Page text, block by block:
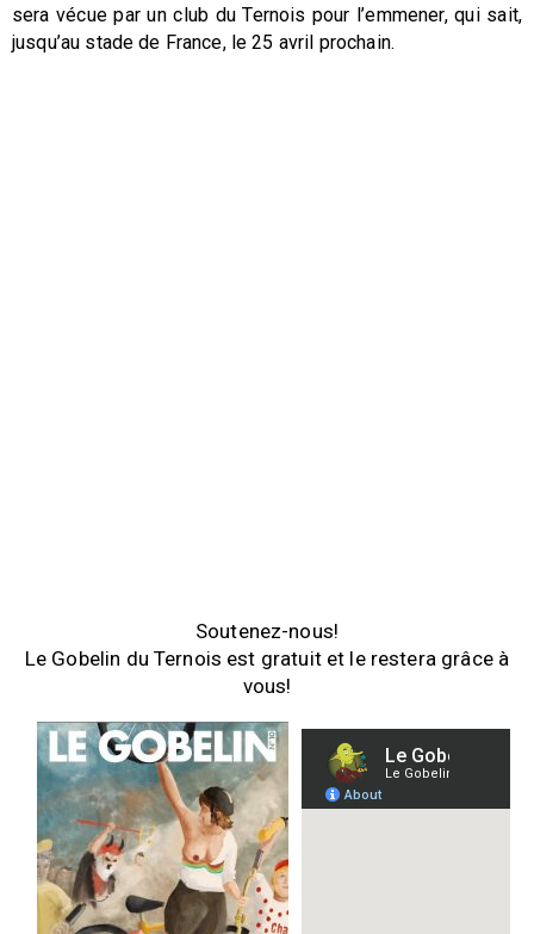
sera vécue par un club du Ternois pour l’emmener, qui sait,
jusqu’au stade de France, le 25 avril prochain.
Soutenez-nous!
Le Gobelin du Ternois est gratuit et le restera grâce à
vous!